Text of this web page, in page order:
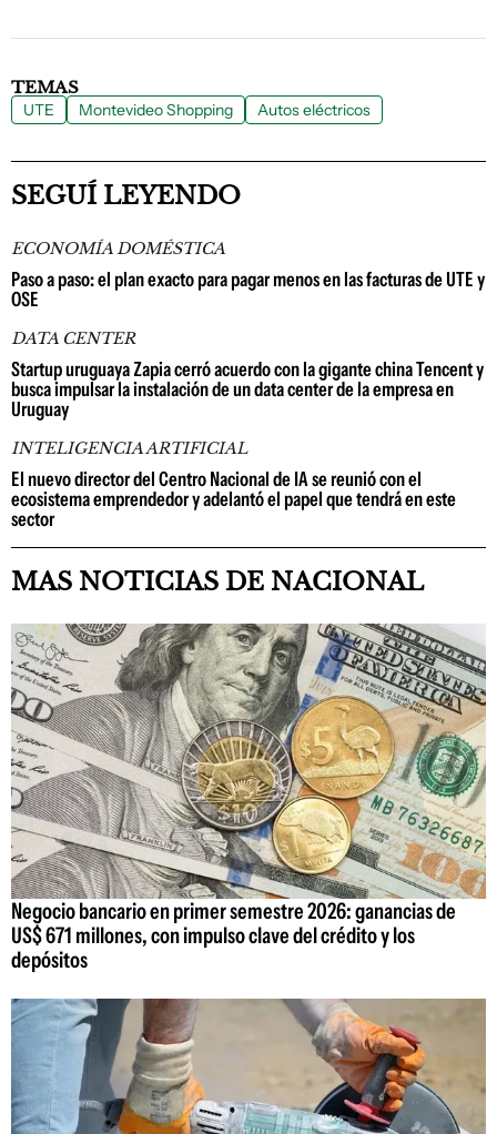
TEMAS
UTE Montevideo Shopping Autos eléctricos
SEGUÍ LEYENDO
ECONOMÍA DOMÉSTICA
Paso a paso: el plan exacto para pagar menos en las facturas de UTE y
OSE
DATA CENTER
Startup uruguaya Zapia cerró acuerdo con la gigante china Tencent y
busca impulsar la instalación de un data center de la empresa en
Uruguay
INTELIGENCIA ARTIFICIAL
El nuevo director del Centro Nacional de IA se reunió con el
ecosistema emprendedor y adelantó el papel que tendrá en este
sector
MAS NOTICIAS DE NACIONAL
Negocio bancario en primer semestre 2026: ganancias de
US$ 671 millones, con impulso clave del crédito y los
depósitos